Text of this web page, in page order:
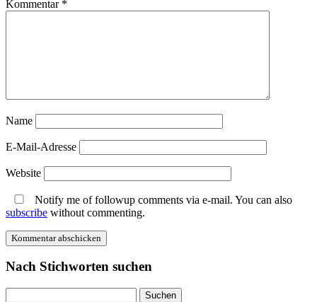
Kommentar *
Name
E-Mail-Adresse
Website
Notify me of followup comments via e-mail. You can also
subscribe without commenting.
Nach Stichworten suchen